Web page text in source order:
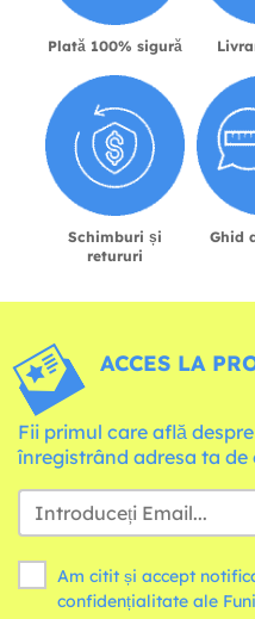
Plată 100% sigură
Schimburi și
retururi
Ghid
ACCES LA
Fii primul care află
înregistrând adresa ta de
Am citit și accept
confidențialitate ale